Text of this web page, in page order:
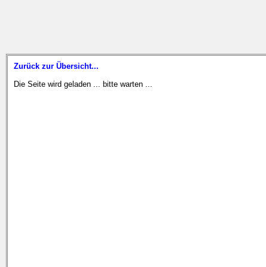
Zurück zur Übersicht...
Die Seite wird geladen ... bitte warten ...